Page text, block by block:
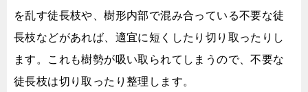
を乱す徒長枝や、樹形内部で混み合っている不要な徒
長枝などがあれば、適宜に短くしたり切り取ったりし
ます。これも樹勢が吸い取られてしまうので、不要な
徒長枝は切り取ったり整理します。